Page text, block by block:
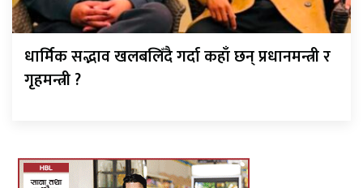
धार्मिक सद्भाव खलबलिँदै गर्दा कहाँ छन् प्रधानमन्त्री र
गृहमन्त्री ?